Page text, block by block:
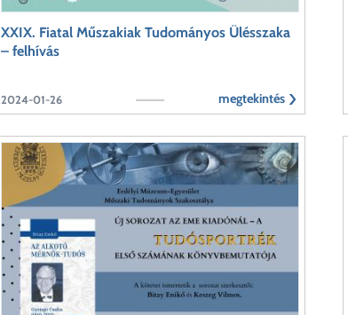
XXIX. Fiatal Műszakiak Tudományos Ülésszaka
– felhívás
megtekintés
2024-01-26